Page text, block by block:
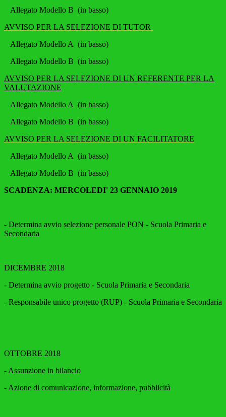
Allegato Modello B (in basso)
AVVISO PER LA SELEZIONE DI TUTOR
Allegato Modello A (in basso)
Allegato Modello B (in basso)
AVVISO PER LA SELEZIONE DI UN REFERENTE PER LA
VALUTAZIONE
Allegato Modello A (in basso)
Allegato Modello B (in basso)
AVVISO PER LA SELEZIONE DI UN FACILITATORE
Allegato Modello A (in basso)
Allegato Modello B (in basso)
SCADENZA: MERCOLEDI' 23 GENNAIO 2019
- Determina avvio selezione personale PON - Scuola Primaria e
Secondaria
DICEMBRE 2018
- Determina avvio progetto - Scuola Primaria e Secondaria
- Responsabile unico progetto (RUP) - Scuola Primaria e Secondaria
OTTOBRE 2018
- Assunzione in bilancio
- Azione di comunicazione, informazione, pubblicità